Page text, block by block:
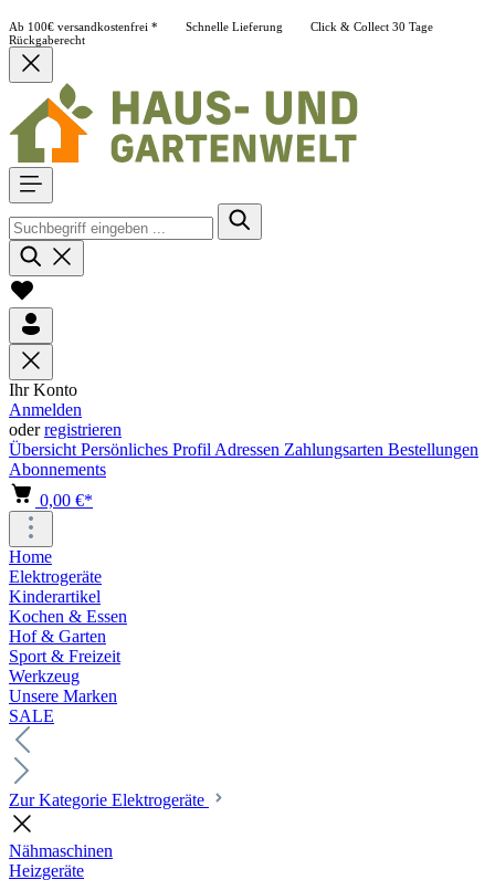
Ab 100€ versandkostenfrei * Schnelle Lieferung Click & Collect 30 Tage
Rückgaberecht
Ihr Konto
Anmelden
oderregistrieren
Übersicht Persönliches Profil Adressen Zahlungsarten Bestellungen
Abonnements
0,00 €*
Home
Elektrogeräte
Kinderartikel
Kochen & Essen
Hof & Garten
Sport & Freizeit
Werkzeug
Unsere Marken
SALE
Zur Kategorie Elektrogeräte
Nähmaschinen
Heizgeräte